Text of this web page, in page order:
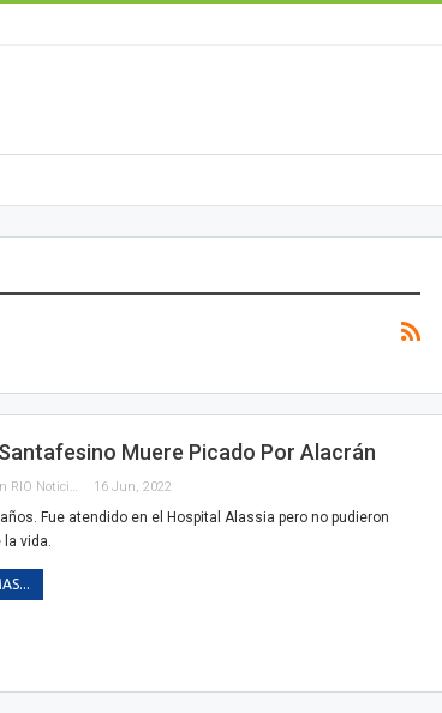
Muere Picado Por Alacrán
Redacción RIO Noticias 16 Jun, 2022
Fue atendido en el Hospital Alassia pero no pudieron
vida.